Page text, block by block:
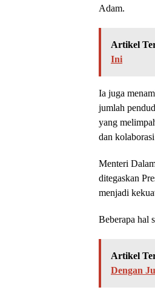
Adam.
Artikel
Ini
Ia juga
jumlah
yang
dan
Menteri
ditegaskan
menjadi
Beberapa hal
Artikel
Dengan